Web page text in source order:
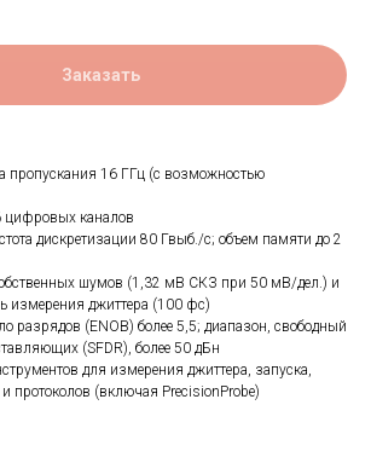
Заказать
пропускания 16 ГГц (с возможностью
цифровых каналов
дискретизации 80 Гвыб./с; объем памяти до 2
шумов (1,32 мВ СКЗ при 50 мВ/дел.) и
измерения джиттера (100 фс)
разрядов (ENOB) более 5,5; диапазон, свободный
(SFDR), более 50 дБн
для измерения джиттера, запуска,
протоколов (включая PrecisionProbe)